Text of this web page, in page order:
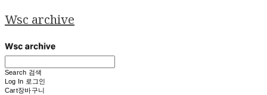
Wsc archive
Search 검색
Log In 로그인
Cart장바구니